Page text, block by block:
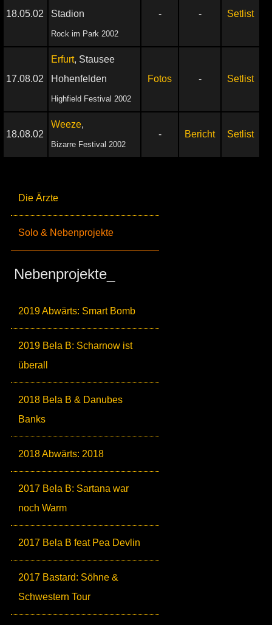
Die Ärzte
Solo & Nebenprojekte
Nebenprojekte_
2019 Abwärts: Smart Bomb
2019 Bela B: Scharnow ist
überall
2018 Bela B & Danubes
Banks
2018 Abwärts: 2018
2017 Bela B: Sartana war
noch Warm
2017 Bela B feat Pea Devlin
2017 Bastard: Söhne &
Schwestern Tour
18.05.02
Stadion
Rock im Park 2002
- - Setlist
17.08.02
Erfurt, Stausee
Hohenfelden
Highfield Festival 2002
Fotos - Setlist
18.08.02
Weeze,
Bizarre Festival 2002
- Bericht Setlist